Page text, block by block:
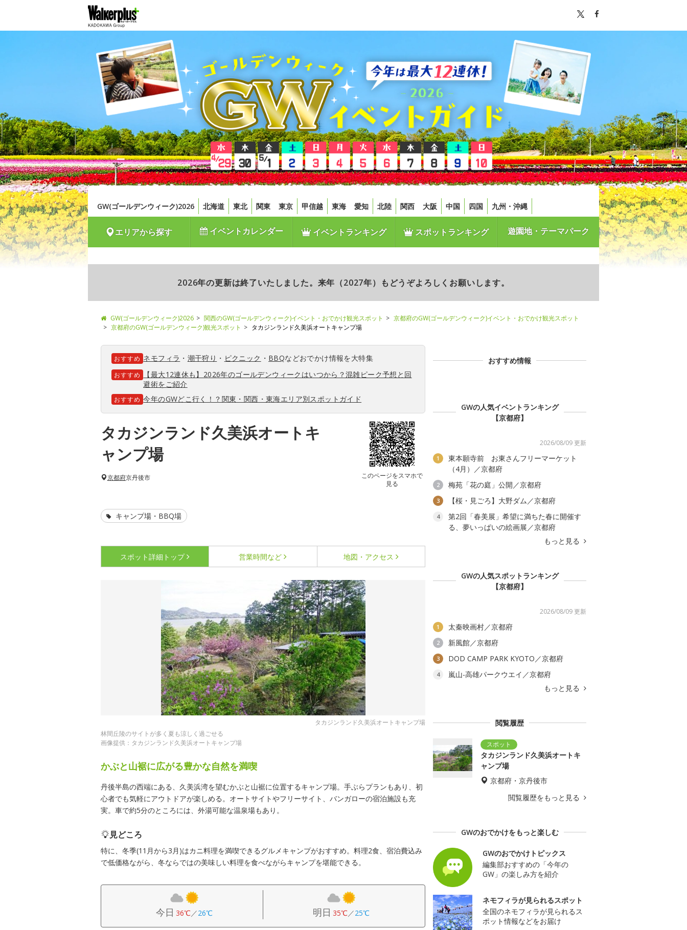
GW(ゴールデンウィーク)2026 北海道 東北 関東 東京 甲信越 東海 愛知 北陸 関西 大阪 中国 四国 九州・沖縄
エリアから探す イベントカレンダー イベントランキング スポットランキング 遊園地・テーマパーク
2026年の更新は終了いたしました。来年（2027年）もどうぞよろしくお願いします。
GW(ゴールデンウィーク)2026 関西のGW(ゴールデンウィーク)イベント・おでかけ観光スポット
京都府のGW(ゴールデンウィーク)イベント・おでかけ観光スポット
京都府のGW(ゴールデンウィーク)観光スポット
タカジンランド久美浜オートキャンプ場
おすすめ ネモフィラ ・ 潮干狩り ・ ピクニック ・ BBQなどおでかけ情報を大特集
おすすめ
【最大12連休も】2026年のゴールデンウィークはいつから？混雑ピーク予想と回
避術をご紹介
おすすめ 今年のGWどこ行く！？関東・関西・東海エリア別スポットガイド
タカジンランド久美浜オートキ
ャンプ場
このページをスマホで
見る
京都府京丹後市
キャンプ場・BBQ場
スポット詳細 トップ 営業時間など 地図・アクセス
タカジンランド久美浜オートキャンプ場
林間丘陵のサイトが多く夏も涼しく過ごせる
画像提供：タカジンランド久美浜オートキャンプ場
かぶと山裾に広がる豊かな自然を満喫
丹後半島の西端にある、久美浜湾を望むかぶと山裾に位置するキャンプ場。手ぶらプランもあり、初
心者でも気軽にアウトドアが楽しめる。オートサイトやフリーサイト、バンガローの宿泊施設も充
実。車で約5分のところには、外湯可能な温泉場もあり。
見どころ
特に、冬季(11月から3月)はカニ料理を満喫できるグルメキャンプがおすすめ。料理2食、宿泊費込み
で低価格ながら、冬ならではの美味しい料理を食べながらキャンプを堪能できる。
今日 36℃／26℃ 明日 35℃／25℃
おすすめ情報
GWの人気イベントランキング
【京都府】
2026/08/09 更新
1
東本願寺前 お東さんフリーマーケット
（4月）／京都府
2 梅苑「花の庭」公開／京都府
3 【桜・見ごろ】大野ダム／京都府
4
第2回「春美展」希望に満ちた春に開催す
る、夢いっぱいの絵画展／京都府
もっと見る
GWの人気スポットランキング
【京都府】
2026/08/09 更新
1 太秦映画村／京都府
2 新風館／京都府
3 DOD CAMP PARK KYOTO／京都府
4
嵐山-高雄パークウエイ／京都府
もっと見る
閲覧履歴
タカジンランド久美浜オートキ
ャンプ場
京都府・京丹後市
閲覧履歴をもっと見る
GWのおでかけをもっと楽しむ
GWのおでかけトピックス
編集部おすすめの「今年の
GW」の楽しみ方を紹介
ネモフィラが見られるスポット
全国のネモフィラが見られるス
ポット情報などをお届け